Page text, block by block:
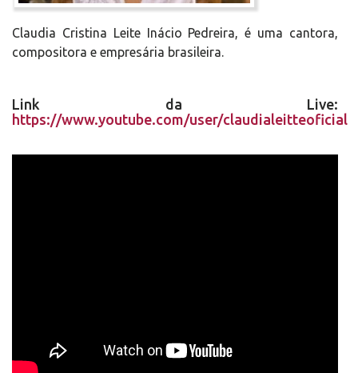
Claudia Cristina Leite Inácio Pedreira, é uma cantora,
compositora e empresária brasileira.
Link da Live:
https://www.youtube.com/user/claudialeitteoficial